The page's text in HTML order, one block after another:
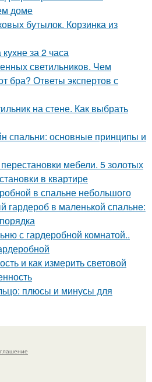
доме
бутылок. Корзинка из
за 2 часа
светильников. Чем
бра? Ответы экспертов с
на стене. Как выбрать
спальни: основные принципы и
мебели. 5 золотых
в квартире
в спальне небольшого
гардероб в маленькой спальне:
с гардеробной комнатой..
и как измерить световой
плюсы и минусы для